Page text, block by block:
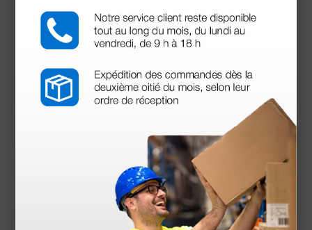
Pulsioxímetro de muñeca con software